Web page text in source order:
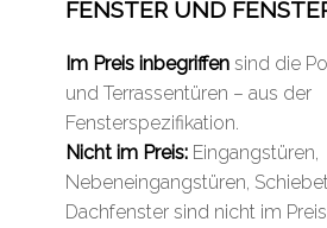
FENSTER UND
Im Preis inbegriffen sind die
und Terrassentüren – aus der
Fensterspezifikation.
Nicht im Preis: Eingangstüren,
Nebeneingangstüren,
Dachfenster sind nicht im